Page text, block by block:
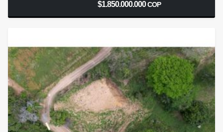
$1.850.000.000COP